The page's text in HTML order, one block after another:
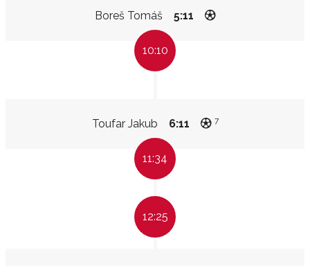
Boreš Tomáš 5:11
10:10
Toufar Jakub 6:11 7
11:34
12:25